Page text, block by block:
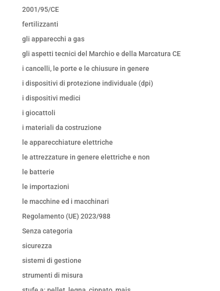
2001/95/CE
fertilizzanti
gli apparecchi a gas
gli aspetti tecnici del Marchio e della Marcatura CE
i cancelli, le porte e le chiusure in genere
i dispositivi di protezione individuale (dpi)
i dispositivi medici
i giocattoli
i materiali da costruzione
le apparecchiature elettriche
le attrezzature in genere elettriche e non
le batterie
le importazioni
le macchine ed i macchinari
Regolamento (UE) 2023/988
Senza categoria
sicurezza
sistemi di gestione
strumenti di misura